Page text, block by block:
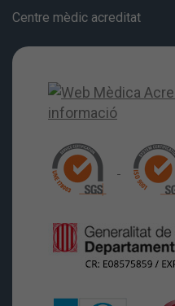
Centre mèdic acreditat